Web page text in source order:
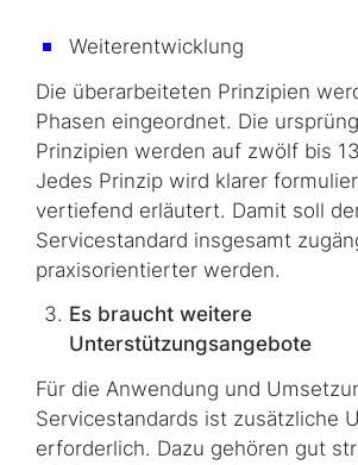
Weiterentwicklung
Die überarbeiteten Prinzipien
Phasen eingeordnet. Die
Prinzipien werden auf zwölf bis
Jedes Prinzip wird klarer
vertiefend erläutert. Damit soll
Servicestandard insgesamt
praxisorientierter werden.
Es braucht weitere
Unterstützungsangebote
Für die Anwendung und
Servicestandards ist zusätzliche
erforderlich. Dazu gehören gut